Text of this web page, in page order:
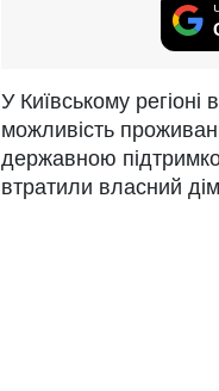
У Київському
можливість
державною
втратили власний